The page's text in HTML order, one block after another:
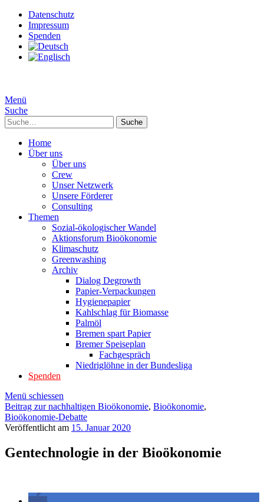
Datenschutz
Impressum
Spenden
Menü
Suche
Suche
Home
Über uns
Über uns
Crew
Unser Netzwerk
Unsere Förderer
Consulting
Themen
Sozial-ökologischer Wandel
Aktionsforum Bioökonomie
Klimaschutz
Greenwashing
Archiv
Dialog Degrowth
Papier-Verpackungen
Hygienepapier
Kahlschlag für Biomasse
Palmöl
Bremen spart Papier
Bremer Speiseplan
Fachgespräch
Niedriglöhne in der Bundesliga
Spenden
Menü schiessen
Beitrag zur nachhaltigen Bioökonomie, Bioökonomie,
Bioökonomie-Debatte
Veröffentlicht am 15. Januar 2020
Gentechnologie in der Bioökonomie